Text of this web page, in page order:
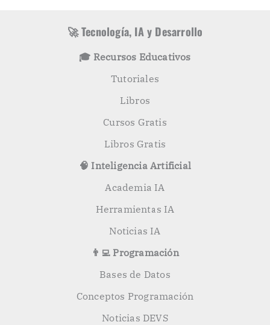
🚀 Tecnología, IA y Desarrollo
🎓 Recursos Educativos
Tutoriales
Libros
Cursos Gratis
Libros Gratis
🧠 Inteligencia Artificial
Academia IA
Herramientas IA
Noticias IA
👨‍💻 Programación
Bases de Datos
Conceptos Programación
Noticias DEVS